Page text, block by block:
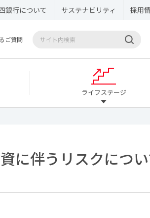
銀行について サステナビリティ 採用
ご質問
ライフステージ
に伴うリスクにつ